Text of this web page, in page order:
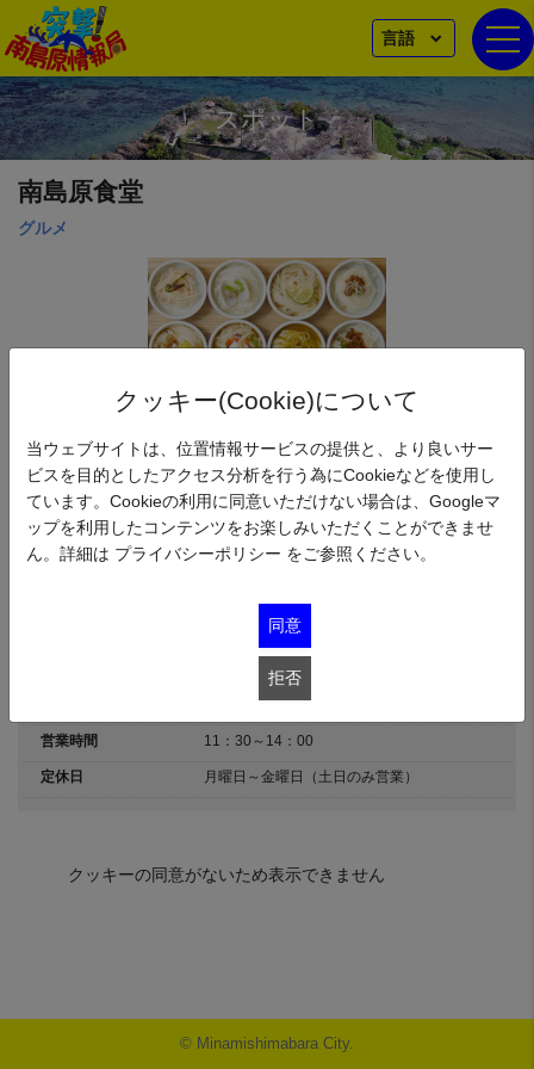
言語
スポット
南島原食堂
グルメ
おかえりそうめんセット
【南島原そうめん鉢夏のキャンペーン対象】
※こちらのメニューは2025.7.1～2025.8.31の期間限定提供の場合がありま
長崎県南島原市西有家町長野4421
090-3884-0736
営業時間 11：30～14：00
定休日 月曜日～金曜日（土日のみ営業）
クッキーの同意がないため表示できません
© Minamishimabara City.
クッキー(Cookie)について
当ウェブサイトは、位置情報サービスの提供と、より良いサー
ビスを目的としたアクセス分析を行う為にCookieなどを使用し
ています。Cookieの利用に同意いただけない場合は、Googleマ
ップを利用したコンテンツをお楽しみいただくことができませ
ん。詳細は プライバシーポリシー をご参照ください。
同意
拒否